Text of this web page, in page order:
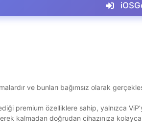
ve bunları bağımsız olarak
premium özelliklere sahip, yalnızca
kalmadan doğrudan cihazınıza